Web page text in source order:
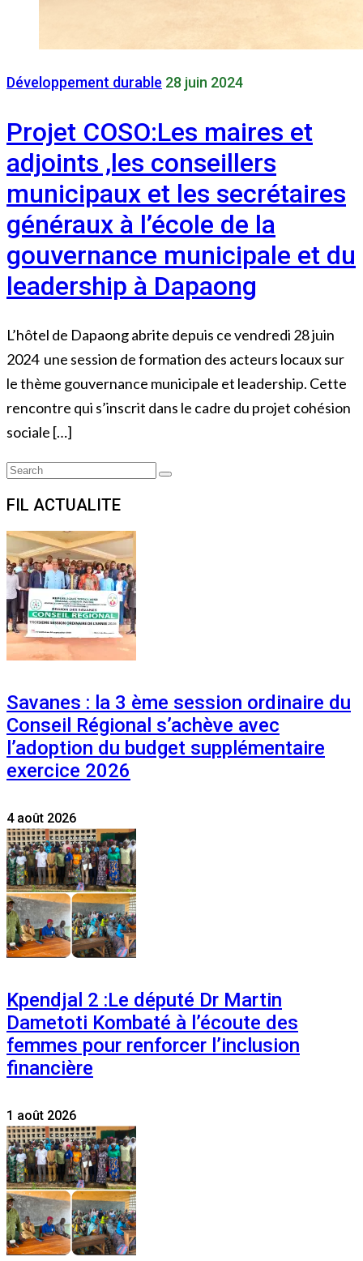
Développement durable 28 juin 2024
Projet COSO:Les maires et
adjoints ,les conseillers
municipaux et les secrétaires
généraux à l’école de la
gouvernance municipale et du
leadership à Dapaong
L’hôtel de Dapaong abrite depuis ce vendredi 28 juin
2024 une session de formation des acteurs locaux sur
le thème gouvernance municipale et leadership. Cette
rencontre qui s’inscrit dans le cadre du projet cohésion
sociale […]
Search
Search
FIL ACTUALITE
Savanes : la 3 ème session ordinaire du
Conseil Régional s’achève avec
l’adoption du budget supplémentaire
exercice 2026
4 août 2026
Kpendjal 2 :Le député Dr Martin
Dametoti Kombaté à l’écoute des
femmes pour renforcer l’inclusion
financière
1 août 2026